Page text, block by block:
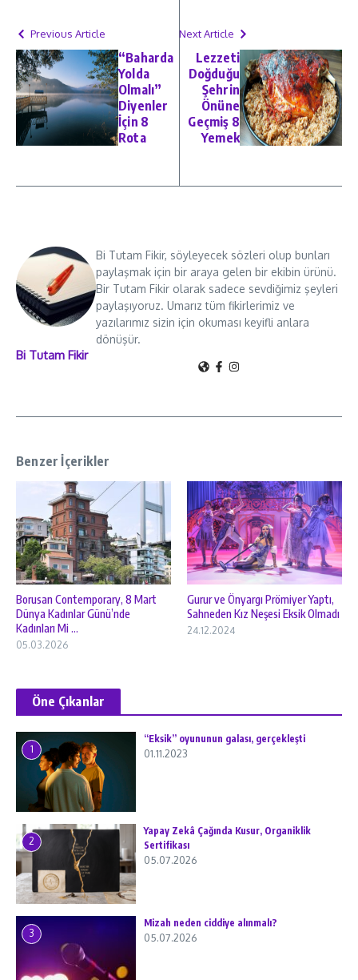
Previous Article
“Baharda
Yolda
Olmalı”
Diyenler
İçin 8
Rota
Next Article
Lezzeti
Doğduğu
Şehrin
Önüne
Geçmiş 8
Yemek
Bi Tutam Fikir
Bi Tutam Fikir, söyleyecek sözleri olup bunları
paylaşmak için bir araya gelen bir ekibin ürünü.
Bir Tutam Fikir olarak sadece sevdiğimiz şeyleri
paylaşıyoruz. Umarız tüm fikirlerimiz ve
yazılarımız sizin için okuması keyifli anlara
dönüşür.
Benzer İçerikler
Borusan Contemporary, 8 Mart
Dünya Kadınlar Günü’nde
Kadınları Mi ...
05.03.2026
Gurur ve Önyargı Prömiyer Yaptı,
Sahneden Kız Neşesi Eksik Olmadı
24.12.2024
Öne Çıkanlar
1
“Eksik” oyununun galası, gerçekleşti
01.11.2023
2
Yapay Zekâ Çağında Kusur, Organiklik
Sertifikası
05.07.2026
3
Mizah neden ciddiye alınmalı?
05.07.2026